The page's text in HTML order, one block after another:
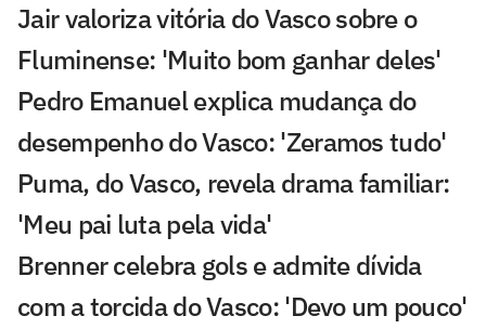
Jair valoriza vitória do Vasco sobre o
Fluminense: 'Muito bom ganhar deles'
Pedro Emanuel explica mudança do
desempenho do Vasco: 'Zeramos tudo'
Puma, do Vasco, revela drama familiar:
'Meu pai luta pela vida'
Brenner celebra gols e admite dívida
com a torcida do Vasco: 'Devo um pouco'